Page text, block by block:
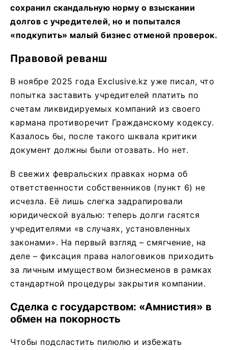
сохранил скандальную норму о взыскании
долгов с учредителей, но и попытался
«подкупить» малый бизнес отменой проверок.
Правовой реванш
В ноябре 2025 года Exclusive.kz уже писал, что
попытка заставить учредителей платить по
счетам ликвидируемых компаний из своего
кармана противоречит Гражданскому кодексу.
Казалось бы, после такого шквала критики
документ должны были отозвать. Но нет.
В свежих февральских правках норма об
ответственности собственников (пункт 6) не
исчезла. Её лишь слегка задрапировали
юридической вуалью: теперь долги гасятся
учредителями «в случаях, установленных
законами». На первый взгляд – смягчение, на
деле – фиксация права налоговиков приходить
за личным имуществом бизнесменов в рамках
стандартной процедуры закрытия компании.
Сделка с государством: «Амнистия» в
обмен на покорность
Чтобы подсластить пилюлю и избежать